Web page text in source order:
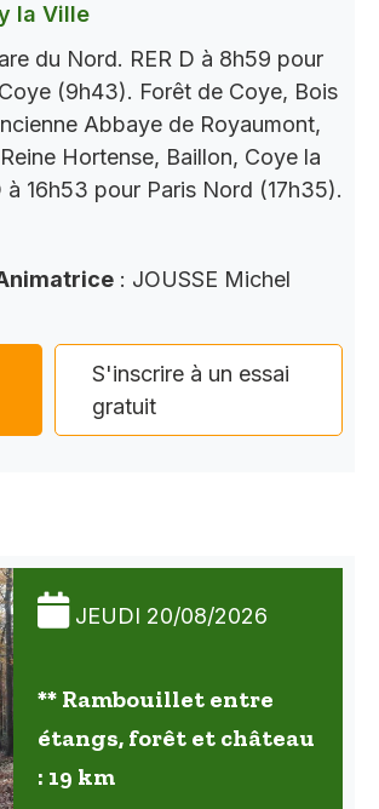
la Ville
du Nord. RER D à 8h59 pour
(9h43). Forêt de Coye, Bois
Abbaye de Royaumont,
Hortense, Baillon, Coye la
à 16h53 pour Paris Nord (17h35).
: JOUSSE Michel
S'inscrire à un essai
gratuit
JEUDI 20/08/2026
** Rambouillet entre
étangs, forêt et château
: 19 km